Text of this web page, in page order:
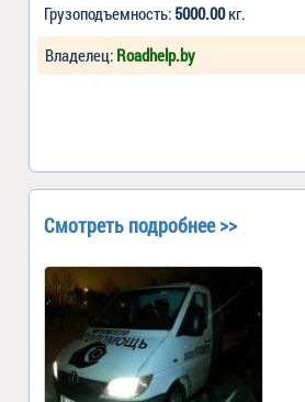
Грузоподъемность: 5000.00кг.
Владелец: Roadhelp.by
Смотреть подробнее >>